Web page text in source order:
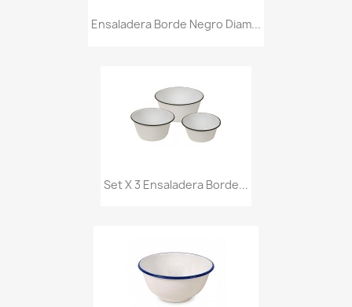
Ensaladera Borde Negro Diam...
Set X 3 Ensaladera Borde...